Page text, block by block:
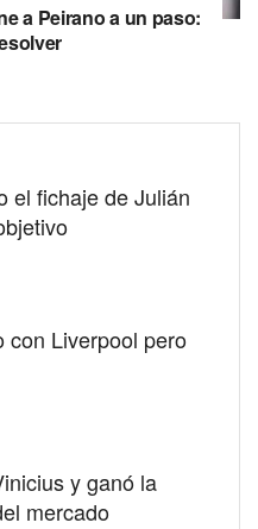
a Peirano a un paso:
el fichaje de Julián
con Liverpool pero
y ganó la
mercado